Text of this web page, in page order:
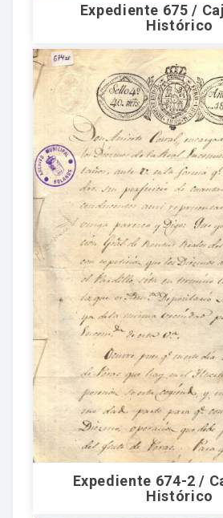
Expediente 675 /
Histórico
Expediente 674-2 /
Histórico